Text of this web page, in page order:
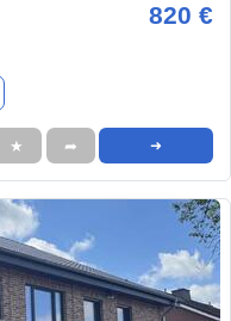
820 €
★ ➦ ➜